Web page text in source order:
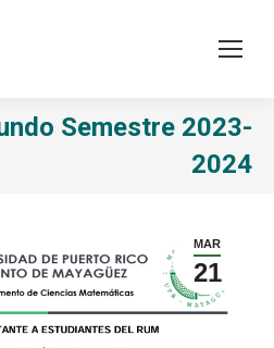
Semestre 2023-
2024
MAR
21